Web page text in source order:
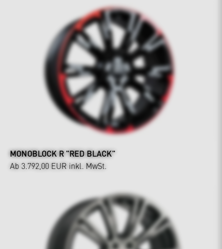
MONOBLOCK R "RED BLACK"
Ab 3.792,00 EUR inkl. MwSt.